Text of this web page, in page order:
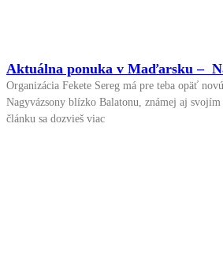
Aktuálna ponuka v Maďarsku –
Organizácia Fekete Sereg má pre teba opäť
Nagyvázsony blízko Balatonu, známej aj
článku sa dozvieš viac